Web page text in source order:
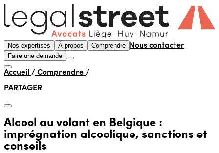
Nos expertises À propos Comprendre Nous contacter
Faire une demande
Accueil / Comprendre /
PARTAGER
Alcool au volant en Belgique :
imprégnation alcoolique, sanctions et
conseils